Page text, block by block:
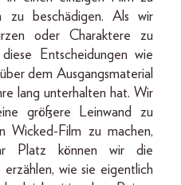
zu beschädigen. Als wir
oder Charaktere zu
Entscheidungen wie
dem Ausgangsmaterial
lang unterhalten hat. Wir
größere Leinwand zu
Wicked-Film zu machen,
Platz können wir die
wie sie eigentlich